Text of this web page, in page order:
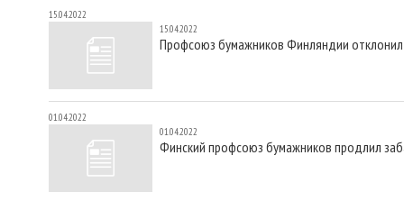
15.04.2022
15.04.2022
Профсоюз бумажников Финляндии
01.04.2022
01.04.2022
Финский профсоюз бумажников продлил